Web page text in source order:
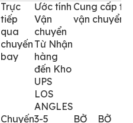
Trực
tiếp
qua
chuyến
bay
Ước tính
Vận
chuyển
Từ Nhận
hàng
đến Kho
UPS
LOS
ANGLES
Cung cấp
vận chuyển
Chuyến3-5
BỜ
BỜ